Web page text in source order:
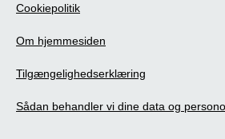
Cookiepolitik
Om hjemmesiden
Tilgængelighedserklæring
Sådan behandler vi dine data og